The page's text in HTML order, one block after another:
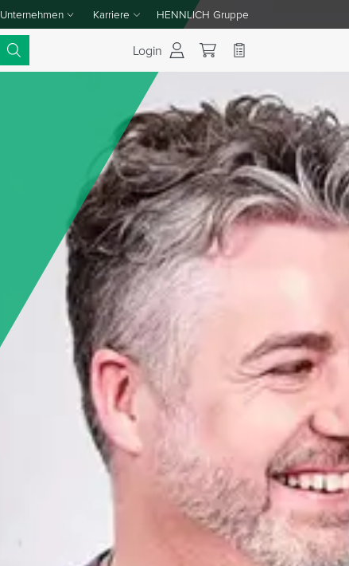
Unternehmen
Dropdown-Menü Unternehmen umschalten
Karriere
Dropdown-Menü Karriere umschalten
HENNLICH Gruppe
Login